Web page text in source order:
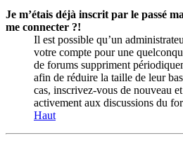
Je m’étais déjà inscrit par le passé
me connecter ?!
Il est possible qu’un
votre compte pour une
de forums suppriment
afin de réduire la taille de leur
cas, inscrivez-vous de nouveau
activement aux discussions du
Haut